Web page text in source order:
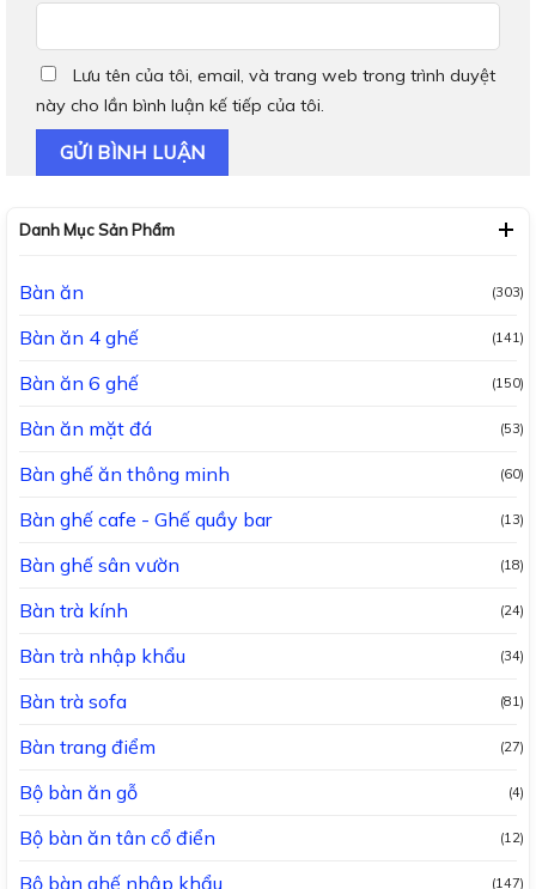
Lưu tên của tôi, email, và trang web trong trình duyệt
này cho lần bình luận kế tiếp của tôi.
Danh Mục Sản Phẩm
Bàn ăn (303)
Bàn ăn 4 ghế (141)
Bàn ăn 6 ghế (150)
Bàn ăn mặt đá (53)
Bàn ghế ăn thông minh (60)
Bàn ghế cafe - Ghế quầy bar (13)
Bàn ghế sân vườn (18)
Bàn trà kính (24)
Bàn trà nhập khẩu (34)
Bàn trà sofa (81)
Bàn trang điểm (27)
Bộ bàn ăn gỗ (4)
Bộ bàn ăn tân cổ điển (12)
Bộ bàn ghế nhập khẩu (147)